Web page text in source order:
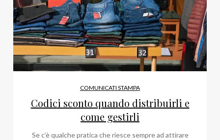
COMUNICATI STAMPA
Codici sconto quando distribuirli e
come gestirli
Se c’è qualche pratica che riesce sempre ad attirare